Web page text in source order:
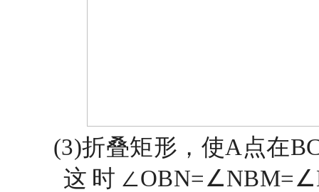
(3)折叠矩形，使A点在
这时